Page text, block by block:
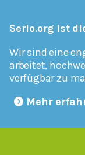
Serlo.org ist
Wir sind eine
arbeitet,
verfügbar zu
Mehr